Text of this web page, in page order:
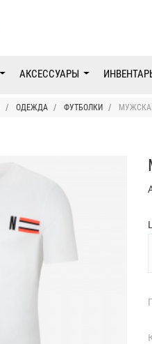
АКСЕССУАРЫ
ОДЕЖДА ФУТБОЛКИ